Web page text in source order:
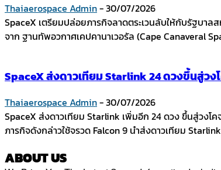
Thaiaerospace Admin-30/07/2026
SpaceX เตรียมปล่อยภารกิจลาดตระเวนลับให้กับรัฐบา
จาก ฐานทัพอวกาศเคปคานาเวอรัล (Cape Canaveral
SpaceX ส่งดาวเทียม Starlink 24 ดวงขึ้นสู่ว
Thaiaerospace Admin-30/07/2026
SpaceX ส่งดาวเทียม Starlink เพิ่มอีก 24 ดวง ขึ้นสู่วงโ
ภารกิจดังกล่าวใช้จรวด Falcon 9 นำส่งดาวเทียม
ABOUT US